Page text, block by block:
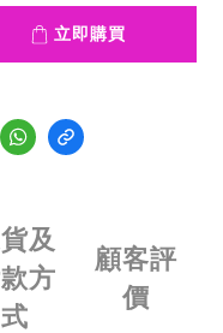
立即購買
及
方
式
顧客評
價